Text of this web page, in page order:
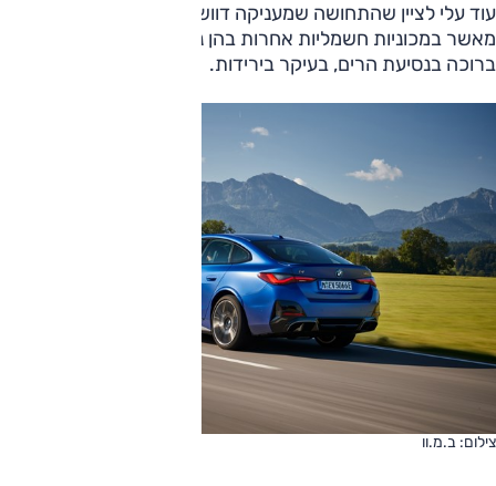
עוד עלי לציין שהתחושה שמעניקה דוושת הבלימה טובה יותר
מאשר במכוניות חשמליות אחרות בהן נהגתי. בלימת המנוע
ברוכה בנסיעת הרים, בעיקר בירידות.
צילום: ב.מ.וו